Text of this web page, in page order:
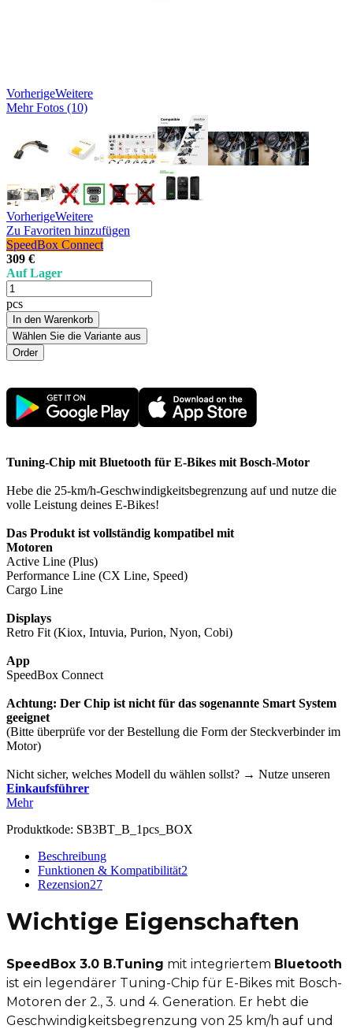
VorherigeWeitere
Mehr Fotos (10)
VorherigeWeitere
Zu Favoriten hinzufügen
SpeedBox Connect
309 €
Auf Lager
pcs
In den Warenkorb
Wählen Sie die Variante aus
Tuning-Chip mit Bluetooth für E-Bikes mit Bosch-Motor
Hebe die 25-km/h-Geschwindigkeitsbegrenzung auf und nutze die
volle Leistung deines E-Bikes!
Das Produkt ist vollständig kompatibel mit
Motoren
Active Line (Plus)
Performance Line (CX Line, Speed)
Cargo Line
Displays
Retro Fit (Kiox, Intuvia, Purion, Nyon, Cobi)
App
SpeedBox Connect
Achtung: Der Chip ist nicht für das sogenannte Smart System
geeignet
(Bitte überprüfe vor der Bestellung die Form der Steckverbinder im
Motor)
Nicht sicher, welches Modell du wählen sollst? → Nutze unseren
Einkaufsführer
Mehr
Produktkode: SB3BT_B_1pcs_BOX
Beschreibung
Funktionen & Kompatibilität2
Rezension27
Wichtige Eigenschaften
SpeedBox 3.0 B.Tuning mit integriertem Bluetooth
ist ein legendärer Tuning-Chip für E-Bikes mit Bosch-
Motoren der 2., 3. und 4. Generation. Er hebt die
Geschwindigkeitsbegrenzung von 25 km/h auf und